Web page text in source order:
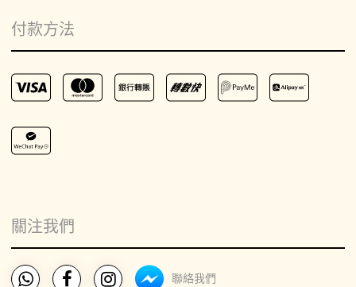
付款方法
關注我們
聯絡我們